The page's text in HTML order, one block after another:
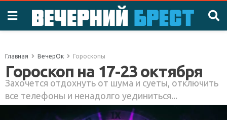
Главная ВечерОк Гороскопы
Гороскоп на 17-23 октября
Захочется отдохнуть от шума и суеты, отключить
все телефоны и ненадолго уединиться...